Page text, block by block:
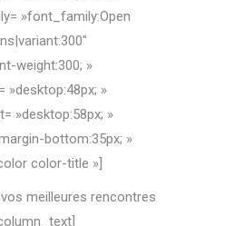
»font_family:Open
weight:300; »
»desktop:48px; »
»desktop:58px; »
bottom:35px; »
color-title »]
meilleures rencontres